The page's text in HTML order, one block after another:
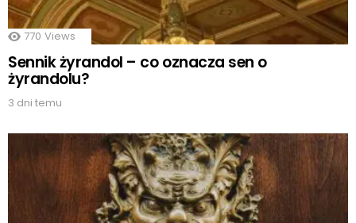
770 Views
Sennik żyrandol – co oznacza sen o
żyrandolu?
3 dni temu